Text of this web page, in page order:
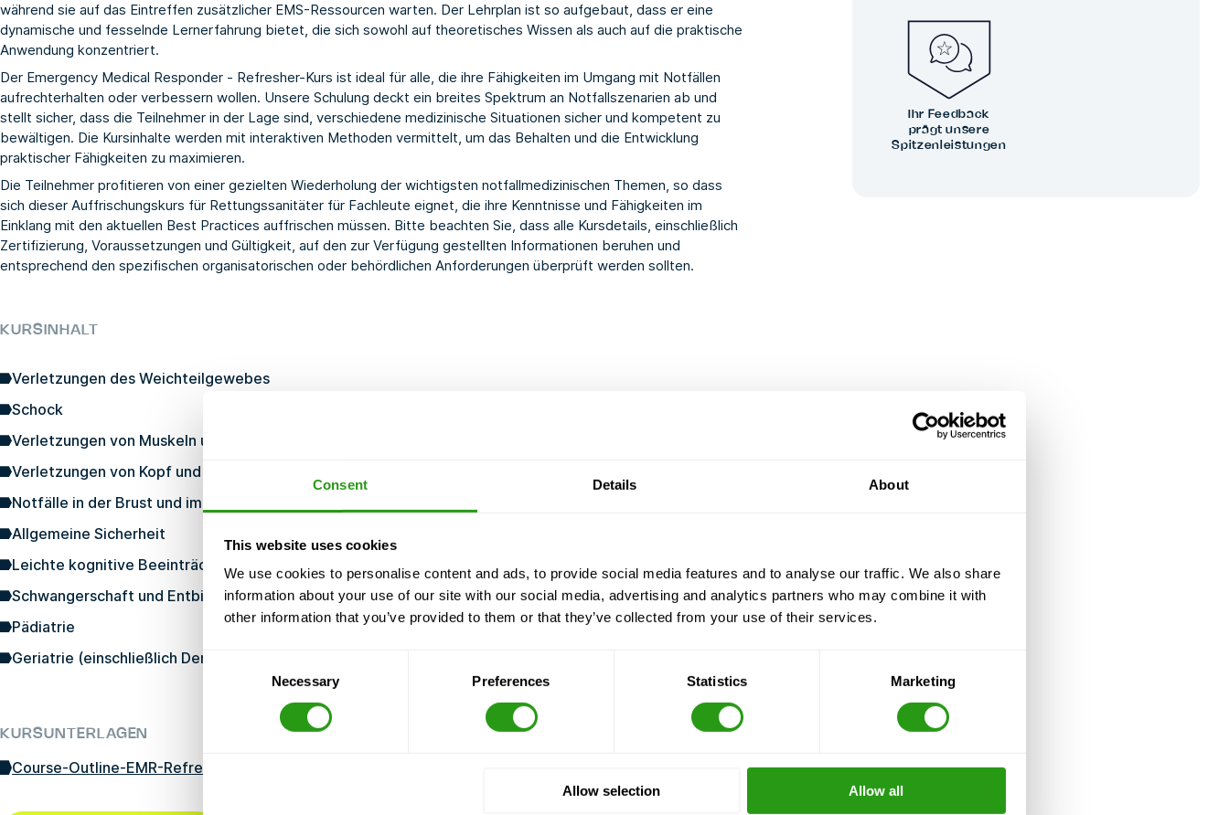
Consent Details About
This website uses cookies
We use cookies to personalise content and ads, to provide social media features and to analyse our traffic. We also share
information about your use of our site with our social media, advertising and analytics partners who may combine it with
other information that you’ve provided to them or that they’ve collected from your use of their services.
Consent
Necessary Preferences Statistics Marketing
Allow selection Allow all
während sie auf das Eintreffen zusätzlicher EMS-Ressourcen warten. Der Lehrplan ist so aufgebaut, dass er eine
dynamische und fesselnde Lernerfahrung bietet, die sich sowohl auf theoretisches Wissen als auch auf die praktische
Anwendung konzentriert.
Der Emergency Medical Responder - Refresher-Kurs ist ideal für alle, die ihre Fähigkeiten im Umgang mit Notfällen
aufrechterhalten oder verbessern wollen. Unsere Schulung deckt ein breites Spektrum an Notfallszenarien ab und
stellt sicher, dass die Teilnehmer in der Lage sind, verschiedene medizinische Situationen sicher und kompetent zu
bewältigen. Die Kursinhalte werden mit interaktiven Methoden vermittelt, um das Behalten und die Entwicklung
praktischer Fähigkeiten zu maximieren.
Die Teilnehmer profitieren von einer gezielten Wiederholung der wichtigsten notfallmedizinischen Themen, so dass
sich dieser Auffrischungskurs für Rettungssanitäter für Fachleute eignet, die ihre Kenntnisse und Fähigkeiten im
Einklang mit den aktuellen Best Practices auffrischen müssen. Bitte beachten Sie, dass alle Kursdetails, einschließlich
Zertifizierung, Voraussetzungen und Gültigkeit, auf den zur Verfügung gestellten Informationen beruhen und
entsprechend den spezifischen organisatorischen oder behördlichen Anforderungen überprüft werden sollten.
KURSINHALT
Verletzungen des Weichteilgewebes
Schock
Verletzungen von Muskeln und Knochen
Verletzungen von Kopf und Wirbelsäule
Notfälle in der Brust und im Bauchraum
Allgemeine Sicherheit
Leichte kognitive Beeinträchtigung
Schwangerschaft und Entbindung
Pädiatrie
Geriatrie (einschließlich Demenz und Alzheimer-Krankheit)
KURSUNTERLAGEN
Course-Outline-EMR-Refresher-4-11-2023-1.pdf
Ihr Feedback
prägt unsere
Spitzenleistungen